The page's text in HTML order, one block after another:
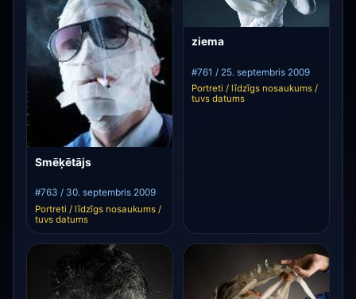
Smēķētājs
#763 / 30. septembris 2009
Portreti / līdzīgs nosaukums /
tuvs datums
ziema
#761 / 25. septembris 2009
Portreti / līdzīgs nosaukums /
tuvs datums